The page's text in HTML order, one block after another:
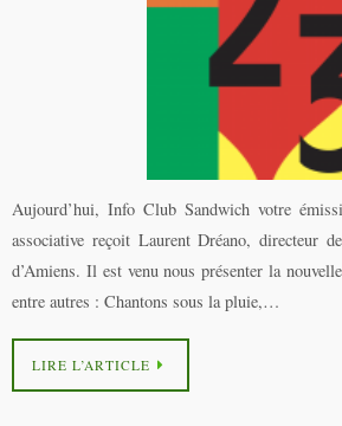
Aujourd’hui, Info Club Sandwich votre
associative reçoit Laurent Dréano, directeur
d’Amiens. Il est venu nous présenter la
entre autres : Chantons sous la pluie,…
LIRE L’ARTICLE